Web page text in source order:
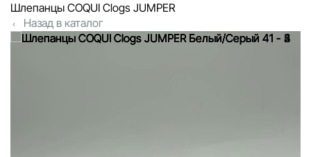
Шлепанцы COQUI Clogs JUMPER
Назад в каталог